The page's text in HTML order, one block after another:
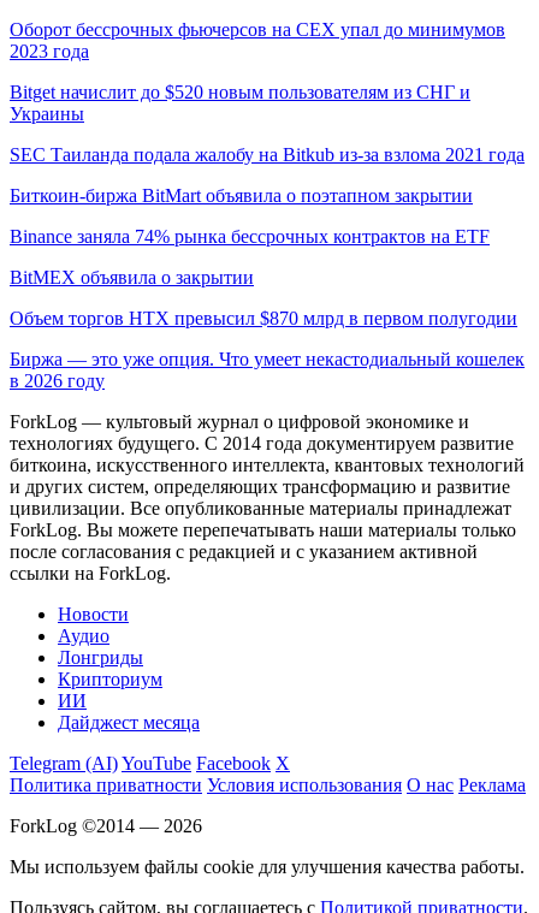
Оборот бессрочных фьючерсов на CEX упал до минимумов
2023 года
Bitget начислит до $520 новым пользователям из СНГ и
Украины
SEC Таиланда подала жалобу на Bitkub из-за взлома 2021 года
Биткоин-биржа BitMart объявила о поэтапном закрытии
Binance заняла 74% рынка бессрочных контрактов на ETF
BitMEX объявила о закрытии
Объем торгов HTX превысил $870 млрд в первом полугодии
Биржа — это уже опция. Что умеет некастодиальный кошелек
в 2026 году
ForkLog — культовый журнал о цифровой экономике и
технологиях будущего. С 2014 года документируем развитие
биткоина, искусственного интеллекта, квантовых технологий
и других систем, определяющих трансформацию и развитие
цивилизации. Все опубликованные материалы принадлежат
ForkLog. Вы можете перепечатывать наши материалы только
после согласования с редакцией и с указанием активной
ссылки на ForkLog.
Новости
Аудио
Лонгриды
Крипториум
ИИ
Дайджест месяца
Telegram (AI)YouTube Facebook X
Политика приватности Условия использования О нас Реклама
ForkLog ©2014 — 2026
Мы используем файлы cookie для улучшения качества работы.
Пользуясь сайтом, вы соглашаетесь с Политикой приватности.